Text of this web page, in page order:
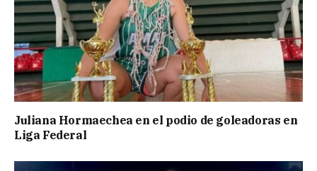
Juliana Hormaechea en el podio de goleadoras en
Liga Federal